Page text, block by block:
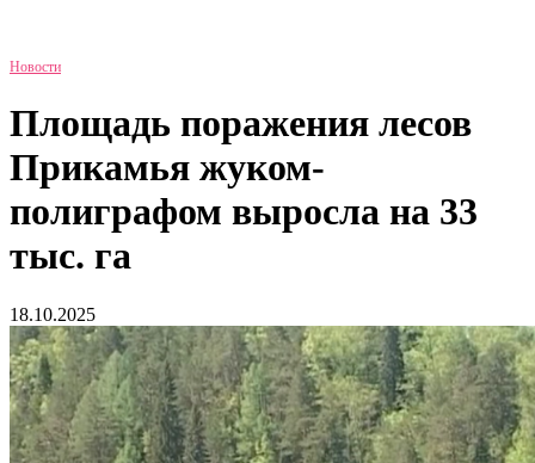
Новости
Площадь поражения лесов
Прикамья жуком-
полиграфом выросла на 33
тыс. га
18.10.2025